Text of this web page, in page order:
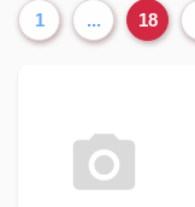
1 ... 18